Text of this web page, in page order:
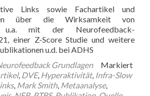
Links sowie Fachartikel und
über die Wirksamkeit von
u.a. mit der Neurofeedback-
einer Z-Score Studie und weitere
u.d. bei ADHS
Grundlagen
Markiert
, DVE, Hyperaktivität, Infra-Slow
, Mark Smith, Metaanalyse,